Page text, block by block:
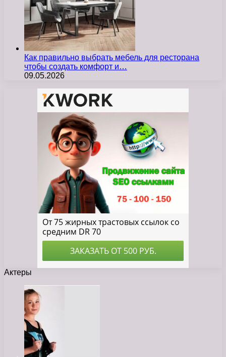
Как правильно выбрать мебель для ресторана
чтобы создать комфорт и…
09.05.2026
Актеры